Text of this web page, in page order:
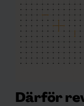
Därför